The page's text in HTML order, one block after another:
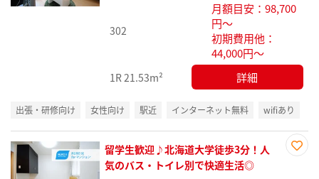
録
302
月額目安：98,700
円～
初期費用他：
44,000円～
1R 21.53m² 詳細
出張・研修向け 女性向け 駅近 インターネット無料 wifiあり
留学生歓迎♪北海道大学徒歩3分！人
気のバス・トイレ別で快適生活◎